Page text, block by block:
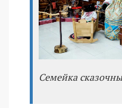
Семейка